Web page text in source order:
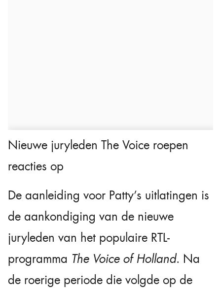
Nieuwe juryleden The Voice roepen
reacties op
De aanleiding voor Patty’s uitlatingen is
de aankondiging van de nieuwe
juryleden van het populaire RTL-
programma The Voice of Holland. Na
de roerige periode die volgde op de